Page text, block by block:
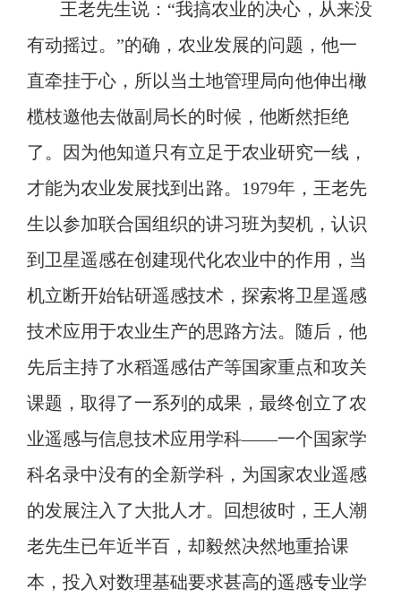
王老先生说： “我搞农业的决心，从来没
有动摇过。”的确，农业发展的问题，他一
直牵挂于心，所以当土地管理局向他伸出橄
榄枝邀他去做副局长的时候，他断然拒绝
了。因为他知道只有立足于农业研究一线，
才能为农业发展找到出路。 1979年 ， 王老先
生以参加联合国组织的讲习班为契机， 认识
到卫星遥感在创建现代化农业中的作用， 当
机立断开始钻研遥感技术，探索将卫星遥感
技术应用于农业生产的思路方法。随后，他
先后主持了水稻遥感估产等国家重点和攻关
课题，取得了一系列的成果， 最终创立了农
业遥感与信息技术应用学科——一个国家学
科名录中没有的全新学科，为国家农业遥感
的发展注入了大批人才。回想彼时，王人潮
老先生已年近半百，却毅然决然地重拾课
本，投入对数理基础要求甚高的遥感专业学